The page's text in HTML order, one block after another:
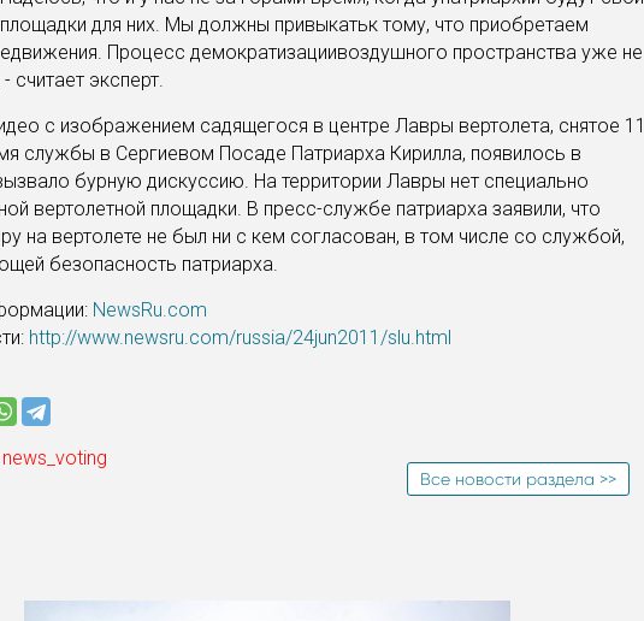
для них. Мы должны привыкатьк тому, что приобретаем
Процесс демократизациивоздушного пространства уже не
считает эксперт.
с изображением садящегося в центре Лавры вертолета, снятое 11
службы в Сергиевом Посаде Патриарха Кирилла, появилось в
бурную дискуссию. На территории Лавры нет специально
вертолетной площадки. В пресс-службе патриарха заявили, что
на вертолете не был ни с кем согласован, в том числе со службой,
безопасность патриарха.
NewsRu.com
http://www.newsru.com/russia/24jun2011/slu.html
Все новости раздела >>